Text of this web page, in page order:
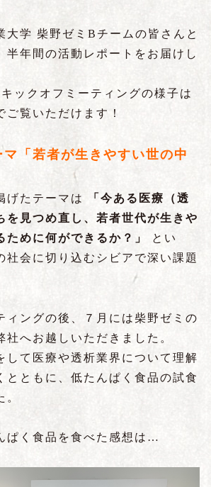
大学 柴野ゼミBチームの皆さんと
半年間の活動レポートをお届けし
ックオフミーティングの様子は
ご覧いただけます！
「若者が生きやすい世の中
げたテーマは
「今ある医療（透
を見つめ直し、若者世代が生きや
ために何ができるか？」
とい
社会に切り込むシビアで深い課題
ィングの後、７月には柴野ゼミの
社へお越しいただきました。
して医療や透析業界について理解
とともに、低たんぱく食品の試食
ぱく食品を食べた感想は…